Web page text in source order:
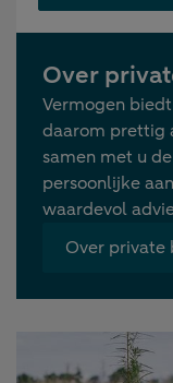
Over
Vermogen
daarom prettig
samen met u
persoonlijke
waardevol
Over private